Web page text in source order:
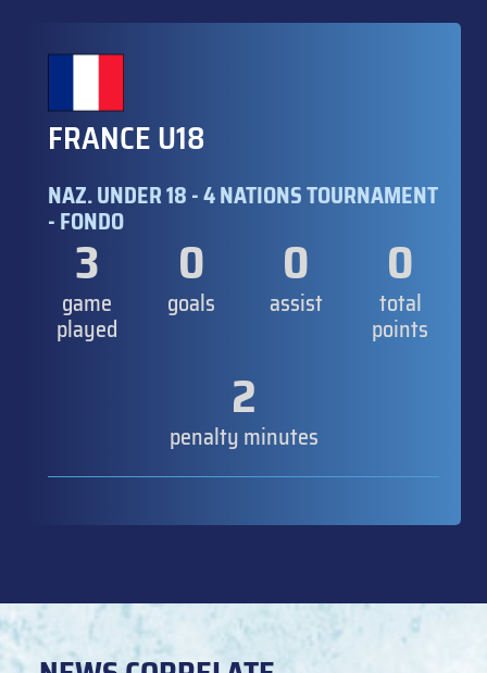
FRANCE U18
NAZ. UNDER 18 - 4 NATIONS TOURNAMENT
- FONDO
3
game
played
0
goals
0
assist
0
total
points
2
penalty minutes